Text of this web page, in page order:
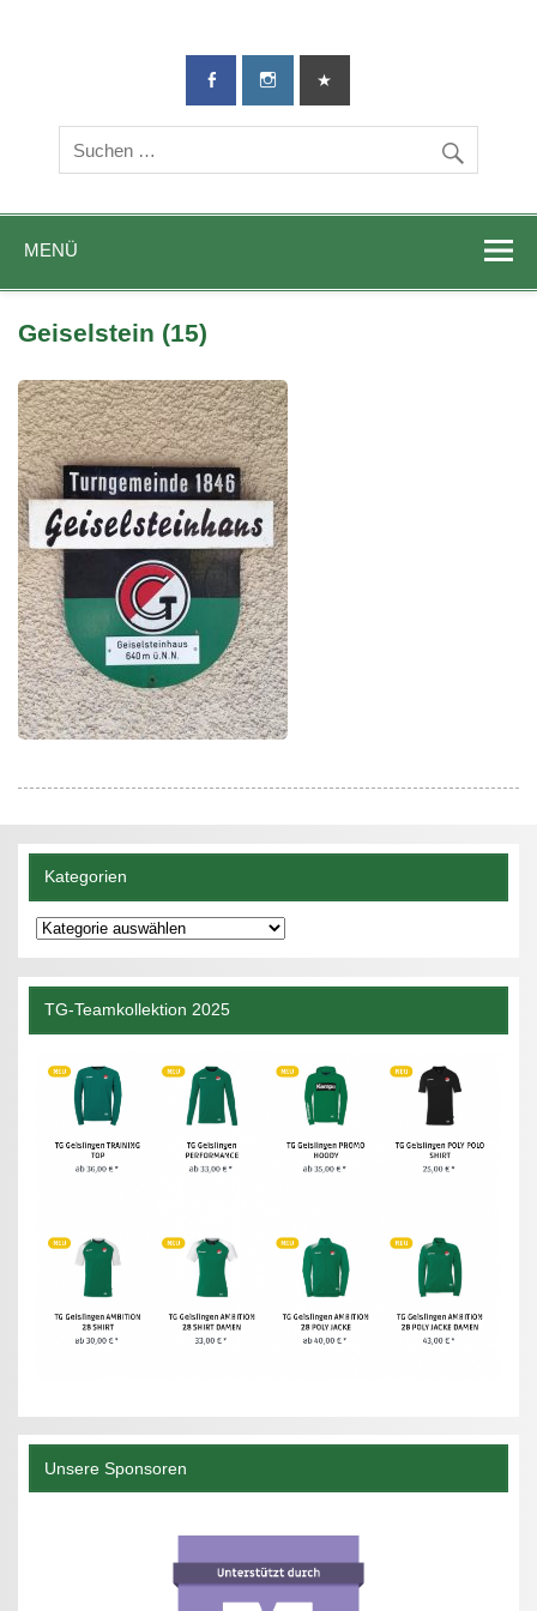
TG-Geislingen
DIE Sportadresse in Geislingen!
MENÜ
Geiselstein (15)
Kategorien
Kategorien
TG-Teamkollektion 2025
Unsere Sponsoren